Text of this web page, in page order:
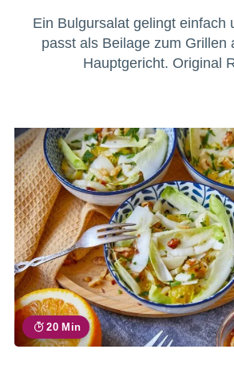
Ein Bulgursalat gelingt einfach
passt als Beilage zum Grillen
Hauptgericht. Original
20 Min